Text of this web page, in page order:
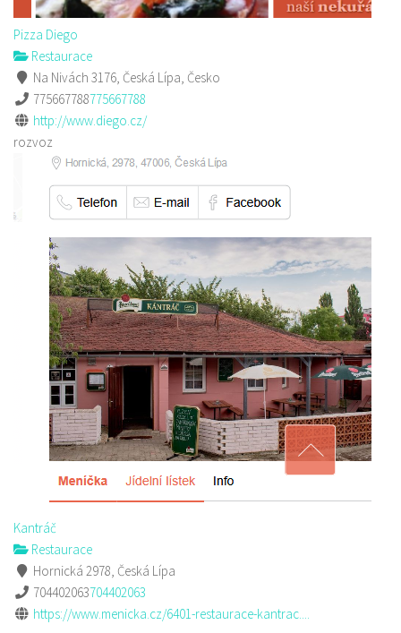
Pizza Diego
Restaurace
Na Nivách 3176, Česká Lípa, Česko
775667788775667788
http://www.diego.cz/
rozvoz
Kantráč
Restaurace
Hornická 2978, Česká Lípa
704402063704402063
https://www.menicka.cz/6401-restaurace-kantrac....